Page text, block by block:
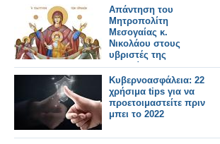
Απάντηση του
Μητροπολίτη
Μεσογαίας κ.
Νικολάου στους
υβριστές της
Παναγίας
Κυβερνοασφάλεια: 22
χρήσιμα tips για να
προετοιμαστείτε πριν
μπει το 2022